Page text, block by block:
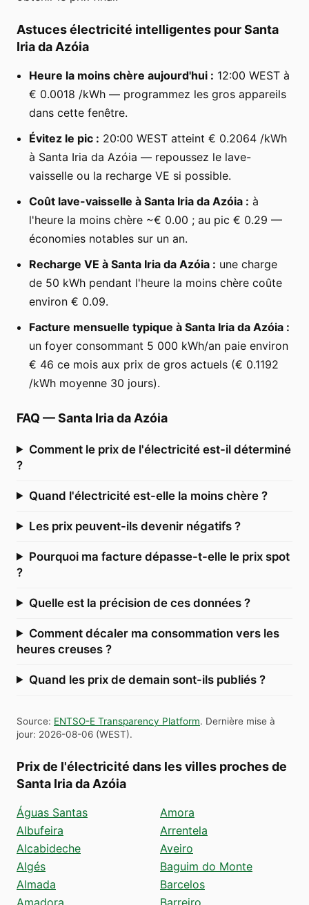
Astuces électricité intelligentes pour Santa
Iria da Azóia
Heure la moins chère aujourd'hui : 12:00 WEST à
€ 0.0018 /kWh — programmez les gros appareils
dans cette fenêtre.
Évitez le pic : 20:00 WEST atteint € 0.2064 /kWh
à Santa Iria da Azóia — repoussez le lave-
vaisselle ou la recharge VE si possible.
Coût lave-vaisselle à Santa Iria da Azóia : à
l'heure la moins chère ~€ 0.00 ; au pic € 0.29 —
économies notables sur un an.
Recharge VE à Santa Iria da Azóia : une charge
de 50 kWh pendant l'heure la moins chère coûte
environ € 0.09.
Facture mensuelle typique à Santa Iria da Azóia :
un foyer consommant 5 000 kWh/an paie environ
€ 46 ce mois aux prix de gros actuels (€ 0.1192
/kWh moyenne 30 jours).
FAQ —Santa Iria da Azóia
Comment le prix de l'électricité est-il déterminé
?
Quand l'électricité est-elle la moins chère ?
Les prix peuvent-ils devenir négatifs ?
Pourquoi ma facture dépasse-t-elle le prix spot
?
Quelle est la précision de ces données ?
Comment décaler ma consommation vers les
heures creuses ?
Quand les prix de demain sont-ils publiés ?
Source: ENTSO-E Transparency Platform. Dernière mise à
jour: 2026-08-06 (WEST).
Prix de l'électricité dans les villes proches de
Santa Iria da Azóia
Águas Santas
Albufeira
Alcabideche
Algés
Almada
Amadora
Amora
Arrentela
Aveiro
Baguim do Monte
Barcelos
Barreiro